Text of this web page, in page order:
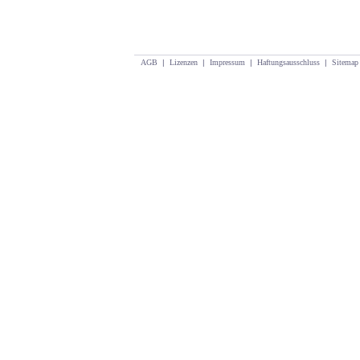
AGB | Lizenzen | Impressum | Haftungsausschluss | Sitemap